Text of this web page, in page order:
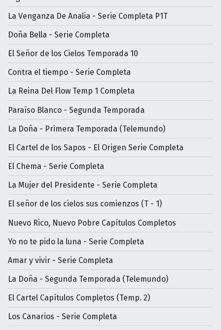
La Venganza De Analia - Serie Completa P1T
Doña Bella - Serie Completa
El Señor de los Cielos Temporada 10
Contra el tiempo - Serie Completa
La Reina Del Flow Temp 1 Completa
Paraíso Blanco - Segunda Temporada
La Doña - Primera Temporada (Telemundo)
El Cartel de los Sapos - El Origen Serie Completa
El Chema - Serie Completa
La Mujer del Presidente - Serie Completa
El señor de los cielos sus comienzos (T - 1)
Nuevo Rico, Nuevo Pobre Capítulos Completos
Yo no te pido la luna - Serie Completa
Amar y vivir - Serie Completa
La Doña - Segunda Temporada (Telemundo)
El Cartel Capítulos Completos (Temp. 2)
Los Canarios - Serie Completa